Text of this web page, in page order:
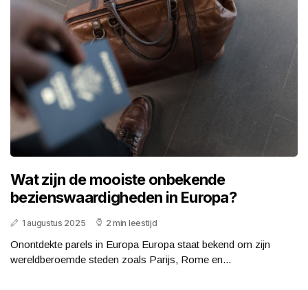
Wat zijn de mooiste onbekende
bezienswaardigheden in Europa?
1 augustus 2025 2 min leestijd
Onontdekte parels in Europa Europa staat bekend om zijn
wereldberoemde steden zoals Parijs, Rome en...